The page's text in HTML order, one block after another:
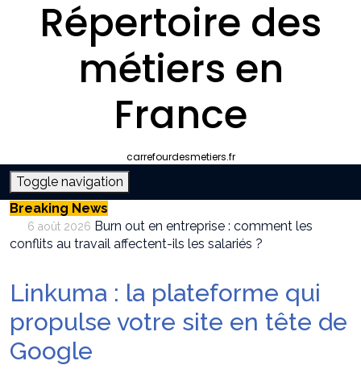
Répertoire des
métiers en
France
carrefourdesmetiers.fr
Toggle navigation
Breaking News
6 août 2026 Burn out en entreprise : comment les
conflits au travail affectent-ils les salariés ?
30 juillet 2026 Quelle plateforme freelance choisir pour
décrocher des missions récurrentes ?
28 juillet 2026 SEO et IA : Comment optimiser votre site
pour apparaître dans les moteurs IA
22 juillet 2026
Linkuma : la plateforme qui
propulse votre site en tête de
Google